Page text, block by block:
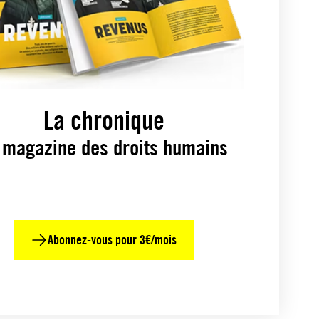
La chronique
des droits humains
Abonnez-vous pour 3€/mois